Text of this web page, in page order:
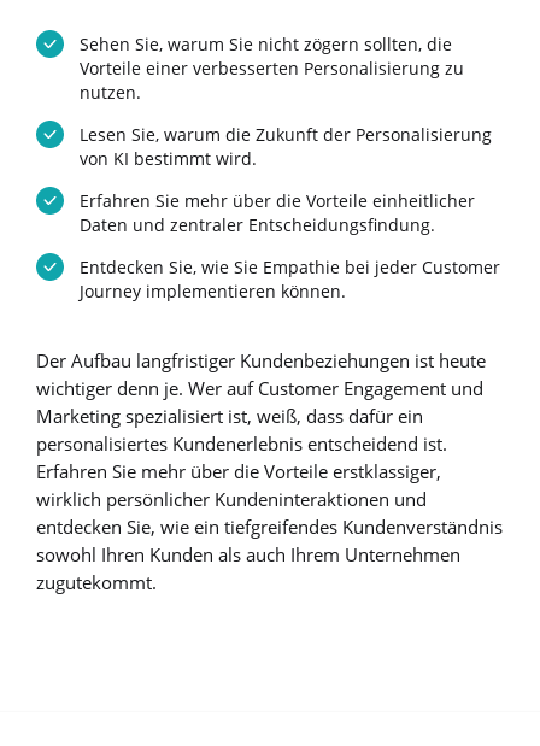
Sehen Sie, warum Sie nicht zögern sollten, die
Vorteile einer verbesserten Personalisierung zu
nutzen.
Lesen Sie, warum die Zukunft der Personalisierung
von KI bestimmt wird.
Erfahren Sie mehr über die Vorteile einheitlicher
Daten und zentraler Entscheidungsfindung.
Entdecken Sie, wie Sie Empathie bei jeder Customer
Journey implementieren können.
Der Aufbau langfristiger Kundenbeziehungen ist heute
wichtiger denn je. Wer auf Customer Engagement und
Marketing spezialisiert ist, weiß, dass dafür ein
personalisiertes Kundenerlebnis entscheidend ist.
Erfahren Sie mehr über die Vorteile erstklassiger,
wirklich persönlicher Kundeninteraktionen und
entdecken Sie, wie ein tiefgreifendes Kundenverständnis
sowohl Ihren Kunden als auch Ihrem Unternehmen
zugutekommt.